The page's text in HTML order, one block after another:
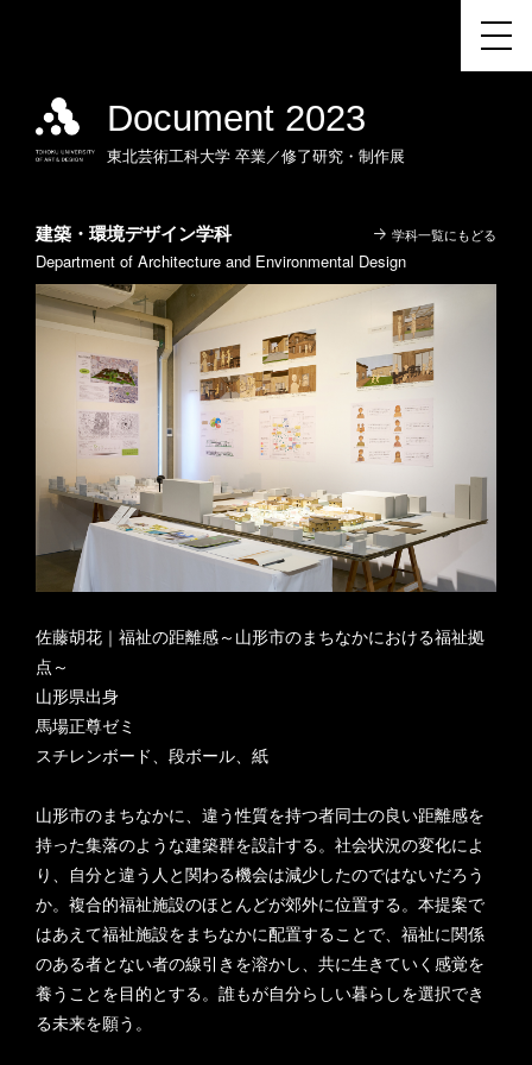
Document 2023
東北芸術工科大学 卒業／修了研究・制作展
学科一覧にもどる
建築・環境デザイン学科
Department of Architecture and Environmental Design
佐藤胡花｜福祉の距離感～山形市のまちなかにおける福祉拠
点～
山形県出身
馬場正尊ゼミ
スチレンボード、段ボール、紙
山形市のまちなかに、違う性質を持つ者同士の良い距離感を
持った集落のような建築群を設計する。社会状況の変化によ
り、自分と違う人と関わる機会は減少したのではないだろう
か。複合的福祉施設のほとんどが郊外に位置する。本提案で
はあえて福祉施設をまちなかに配置することで、福祉に関係
のある者とない者の線引きを溶かし、共に生きていく感覚を
養うことを目的とする。誰もが自分らしい暮らしを選択でき
る未来を願う。